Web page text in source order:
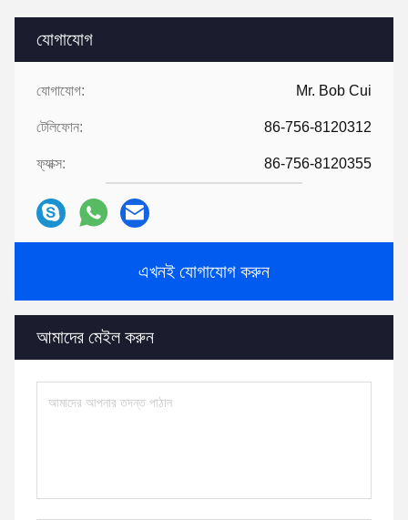
যোগাযোগ
যোগাযোগ: Mr. Bob Cui
টেলিফোন: 86-756-8120312
ফ্যাক্স: 86-756-8120355
এখনই যোগাযোগ করুন
আমাদের মেইল ​​করুন